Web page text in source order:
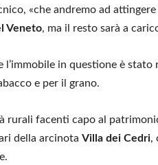
«che andremo ad
Veneto, ma il resto sarà a
l’immobile in questione è stato
e per il grano.
rurali facenti capo al
della arcinota Villa dei Cedri,